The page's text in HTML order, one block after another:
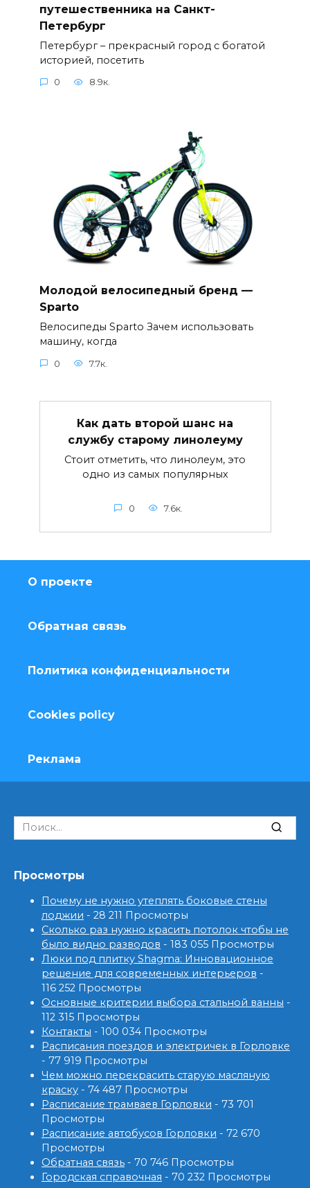
путешественника на Санкт-
Петербург
Петербург – прекрасный город с богатой
историей, посетить
0 8.9к.
Молодой велосипедный бренд —
Sparto
Велосипеды Sparto Зачем использовать
машину, когда
0 7.7к.
Как дать второй шанс на
службу старому линолеуму
Стоит отметить, что линолеум, это
одно из самых популярных
0 7.6к.
О проекте
Обратная связь
Политика конфиденциальности
Cookies policy
Реклама
Search
for:
Просмотры
Почему не нужно утеплять боковые стены
лоджии - 28 211 Просмотры
Сколько раз нужно красить потолок чтобы не
было видно разводов - 183 055 Просмотры
Люки под плитку Shagma: Инновационное
решение для современных интерьеров -
116 252 Просмотры
Основные критерии выбора стальной ванны -
112 315 Просмотры
Контакты - 100 034 Просмотры
Расписания поездов и электричек в Горловке
- 77 919 Просмотры
Чем можно перекрасить старую масляную
краску - 74 487 Просмотры
Расписание трамваев Горловки - 73 701
Просмотры
Расписание автобусов Горловки - 72 670
Просмотры
Обратная связь - 70 746 Просмотры
Городская справочная - 70 232 Просмотры